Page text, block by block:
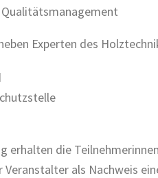
Experten des
erhalten die
als Nachweis